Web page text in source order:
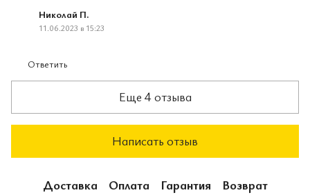
Николай П.
11.06.2023 в 15:23
Ответить
Еще 4 отзыва
Написать отзыв
Доставка Оплата Гарантия Возврат